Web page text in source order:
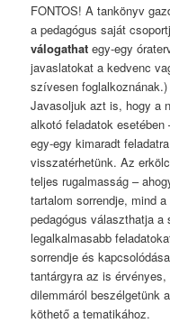
FONTOS! A tankönyv
a pedagógus saját
válogathat egy-egy
javaslatokat a kedvenc
szívesen foglalkoznának.)
Javasoljuk azt is, hogy a
alkotó feladatok
egy-egy kimaradt
visszatérhetünk. Az
teljes rugalmasság –
tartalom sorrendje, mind
pedagógus választhatja
legalkalmasabb
sorrendje és
tantárgyra az is
dilemmáról beszélgetünk
köthető a tematikához.